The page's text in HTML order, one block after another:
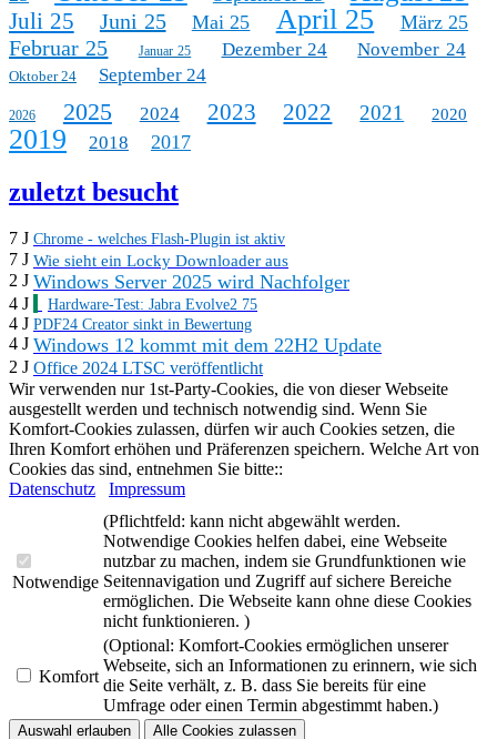
Juli 25 Juni 25 Mai 25 April 25 März 25
Februar 25 Januar 25 Dezember 24 November 24
Oktober 24 September 24
2026 2025 2024 2023 2022 2021 2020
2019 2018 2017
zuletzt besucht
7 J Chrome - welches Flash-Plugin ist aktiv
7 J Wie sieht ein Locky Downloader aus
2 J Windows Server 2025 wird Nachfolger
4 J Hardware-Test: Jabra Evolve2 75
4 J PDF24 Creator sinkt in Bewertung
4 J Windows 12 kommt mit dem 22H2 Update
2 J Office 2024 LTSC veröffentlicht
Wir verwenden nur 1st-Party-Cookies, die von dieser Webseite
ausgestellt werden und technisch notwendig sind. Wenn Sie
Komfort-Cookies zulassen, dürfen wir auch Cookies setzen, die
Ihren Komfort erhöhen und Präferenzen speichern. Welche Art von
Cookies das sind, entnehmen Sie bitte::
Datenschutz
Impressum
Notwendige
(Pflichtfeld: kann nicht abgewählt werden.
Notwendige Cookies helfen dabei, eine Webseite
nutzbar zu machen, indem sie Grundfunktionen wie
Seitennavigation und Zugriff auf sichere Bereiche
ermöglichen. Die Webseite kann ohne diese Cookies
nicht funktionieren. )
Komfort
(Optional: Komfort-Cookies ermöglichen unserer
Webseite, sich an Informationen zu erinnern, wie sich
die Seite verhält, z. B. dass Sie bereits für eine
Umfrage oder einen Termin abgestimmt haben.)